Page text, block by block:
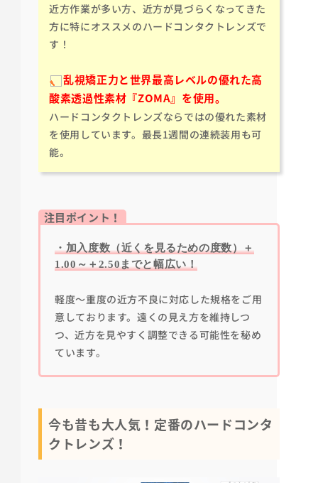
近方作業が多い方、近方が見づらくなってきた
方に特にオススメのハードコンタクトレンズで
す！
乱視矯正力と世界最高レベルの優れた高
酸素透過性素材『ZOMA』を使用。
ハードコンタクトレンズならではの優れた素材
を使用しています。最長1週間の連続装用も可
能。
注目ポイント！
・加入度数（近くを見るための度数）＋
1.00～＋2.50までと幅広い！
軽度～重度の近方不良に対応した規格をご用
意しております。遠くの見え方を維持しつ
つ、近方を見やすく調整できる可能性を秘め
ています。
今も昔も大人気！定番のハードコンタ
クトレンズ！